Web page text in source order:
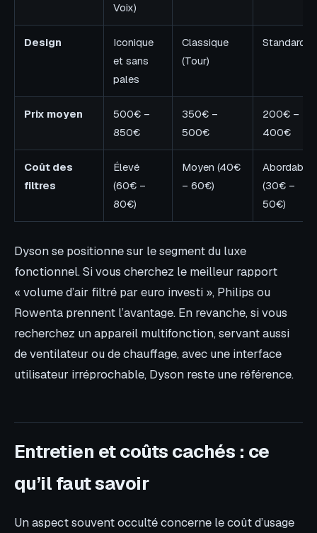
Voix)
Design
Iconique
et sans
pales
Classique
(Tour)
Standard
Prix moyen
500€ –
850€
350€ –
500€
200€ –
400€
Coût des
filtres
Élevé
(60€ –
80€)
Moyen (40€
– 60€)
Abordable
(30€ –
50€)
Dyson se positionne sur le segment du luxe
fonctionnel. Si vous cherchez le meilleur rapport
« volume d’air filtré par euro investi », Philips ou
Rowenta prennent l’avantage. En revanche, si vous
recherchez un appareil multifonction, servant aussi
de ventilateur ou de chauffage, avec une interface
utilisateur irréprochable, Dyson reste une référence.
Entretien et coûts cachés : ce
qu’il faut savoir
Un aspect souvent occulté concerne le coût d’usage